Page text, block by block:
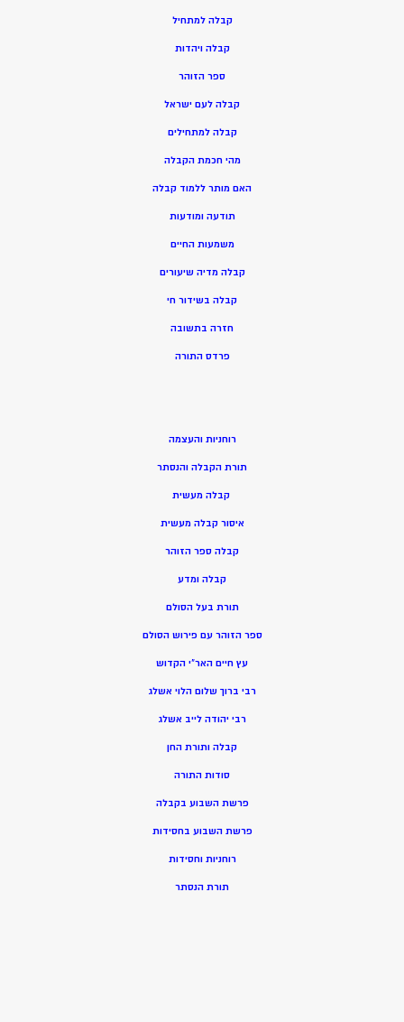
קבלה למתחיל
קבלה ויהדות
ספר הזוהר
קבלה לעם ישראל
קבלה למתחילים
מהי חכמת הקבלה
האם מותר ללמוד קבלה
תודעה ומודעות
משמעות החיים
קבלה מדיה שיעורים
קבלה בשידור חי
חזרה בתשובה
פרדס התורה
רוחניות והעצמה
תורת הקבלה והנסתר
קבלה מעשית
איסור קבלה מעשית
קבלה ספר הזוהר
קבלה ומדע
תורת בעל הסולם
ספר הזוהר עם פירוש הסולם
עץ חיים האר”י הקדוש
רבי ברוך שלום הלוי אשלג
רבי יהודה לייב אשלג
קבלה ותורת החן
סודות התורה
פרשת השבוע בקבלה
פרשת השבוע בחסידות
רוחניות וחסידות
תורת הנסתר